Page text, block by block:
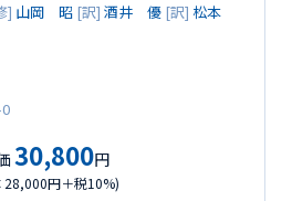
] 山岡 昭 [訳] 酒井 優 [訳] 松本
30,800円
28,000円＋税10%)